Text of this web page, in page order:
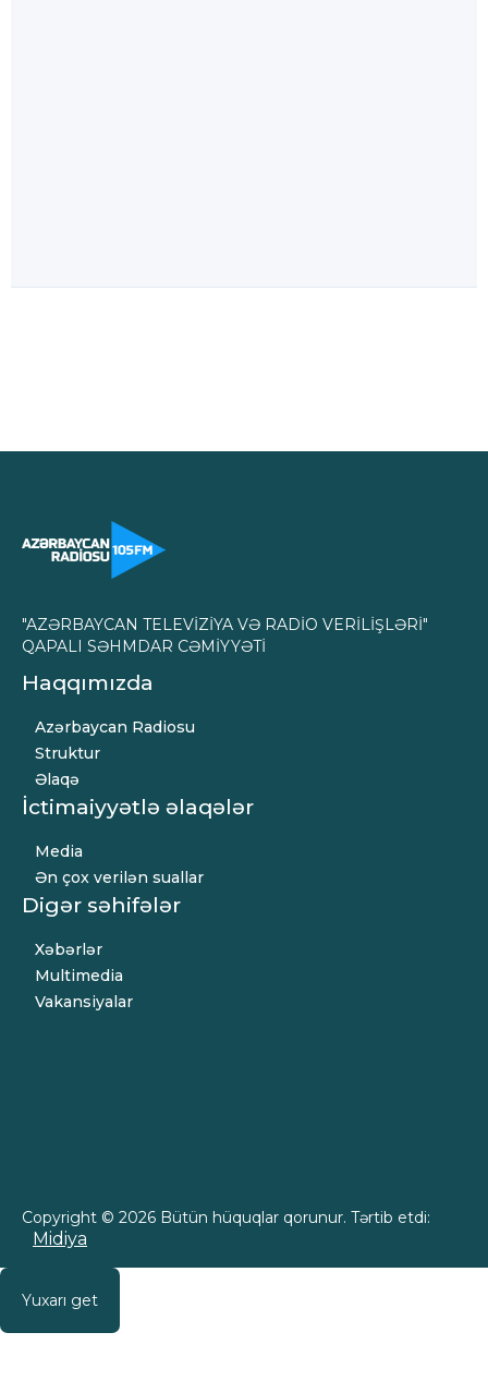
"AZƏRBAYCAN TELEVİZİYA VƏ RADİO VERİLİŞLƏRİ"
QAPALI SƏHMDAR CƏMİYYƏTİ
Haqqımızda
Azərbaycan Radiosu
Struktur
Əlaqə
İctimaiyyətlə əlaqələr
Media
Ən çox verilən suallar
Digər səhifələr
Xəbərlər
Multimedia
Vakansiyalar
Copyright © 2026 Bütün hüquqlar qorunur. Tərtib etdi:
Midiya
Yuxarı get